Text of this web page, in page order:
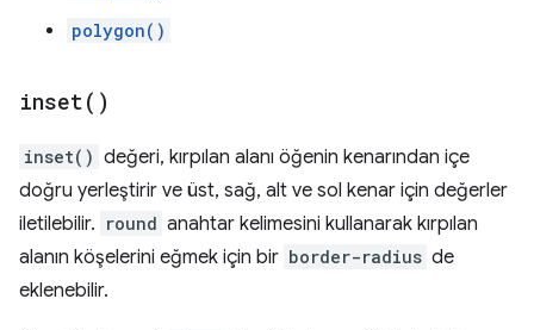
polygon()
inset( )
inset() değeri, kırpılan alanı öğenin kenarından içe
doğru yerleştirir ve üst, sağ, alt ve sol kenar için değerler
iletilebilir. round anahtar kelimesini kullanarak kırpılan
alanın köşelerini eğmek için bir border-radius de
eklenebilir.